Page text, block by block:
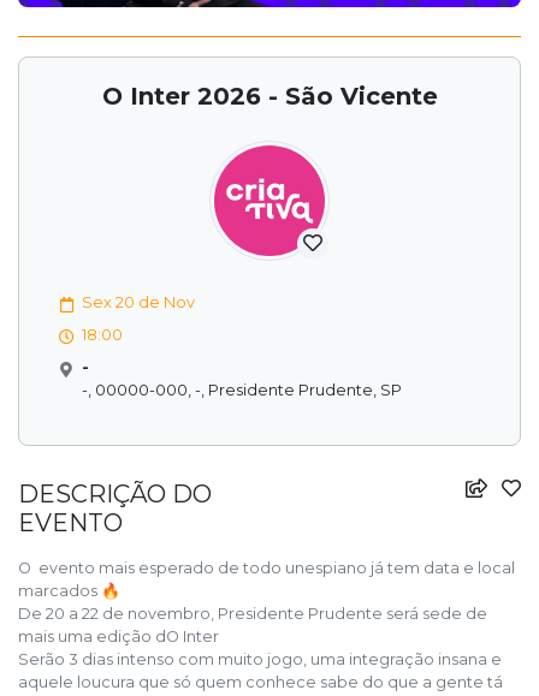
O Inter 2026 - São Vicente
Sex 20 de Nov
18:00
-
-, 00000-000, -, Presidente Prudente, SP
DESCRIÇÃO DO
EVENTO
O evento mais esperado de todo unespiano já tem data e local
marcados 🔥
De 20 a 22 de novembro, Presidente Prudente será sede de
mais uma edição dO Inter
Serão 3 dias intenso com muito jogo, uma integração insana e
aquele loucura que só quem conhece sabe do que a gente tá